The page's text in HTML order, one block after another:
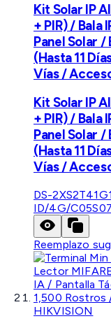
Kit Solar IP
+ PIR) / Bala
Panel Solar
(Hasta 11
Vías /
Kit Solar IP
+ PIR) / Bala
Panel Solar
(Hasta 11
Vías /
DS-
ID/4G/C05S07
Reemplazo
HIKVISION